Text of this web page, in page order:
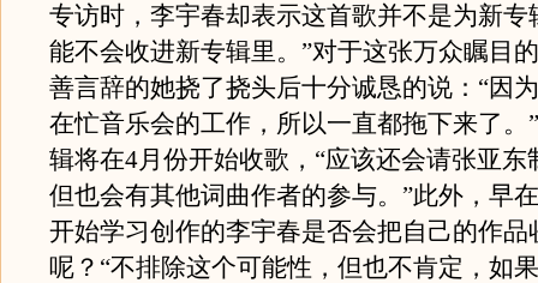
专访时，李宇春却表示这首歌并不是为新专
能不会收进新专辑里。”对于这张万众瞩目
善言辞的她挠了挠头后十分诚恳的说：“因
在忙音乐会的工作，所以一直都拖下来了。
辑将在4月份开始收歌，“应该还会请张亚东
但也会有其他词曲作者的参与。”此外，早
开始学习创作的李宇春是否会把自己的作品
呢？“不排除这个可能性，但也不肯定，如